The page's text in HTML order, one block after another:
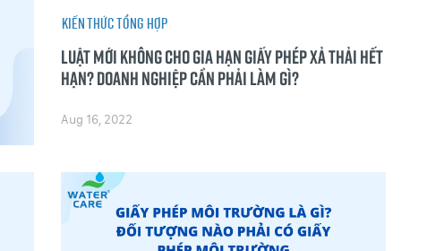
Kiến thức tổng hợp
Luật mới không cho gia hạn giấy phép xả thải hết
hạn? Doanh nghiệp cần phải làm gì?
Aug 16, 2022